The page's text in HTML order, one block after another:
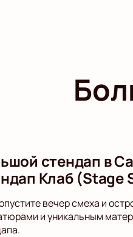
стендап в
Клаб (Stage
вечер смеха и
и уникальным